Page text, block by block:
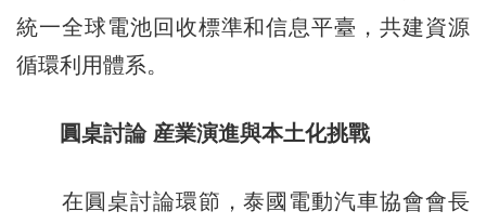
統一全球電池回收標準和信息平臺，共建資源
循環利用體系。
圓桌討論 産業演進與本土化挑戰
在圓桌討論環節，泰國電動汽車協會會長